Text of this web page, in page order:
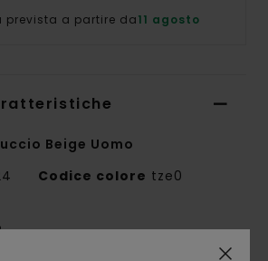
prevista a partire da11 agosto
Beige Uomo
Codice colore tze0